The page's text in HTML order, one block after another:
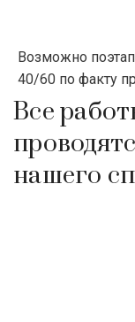
Возможно
40/60 по факту
Все
нашего